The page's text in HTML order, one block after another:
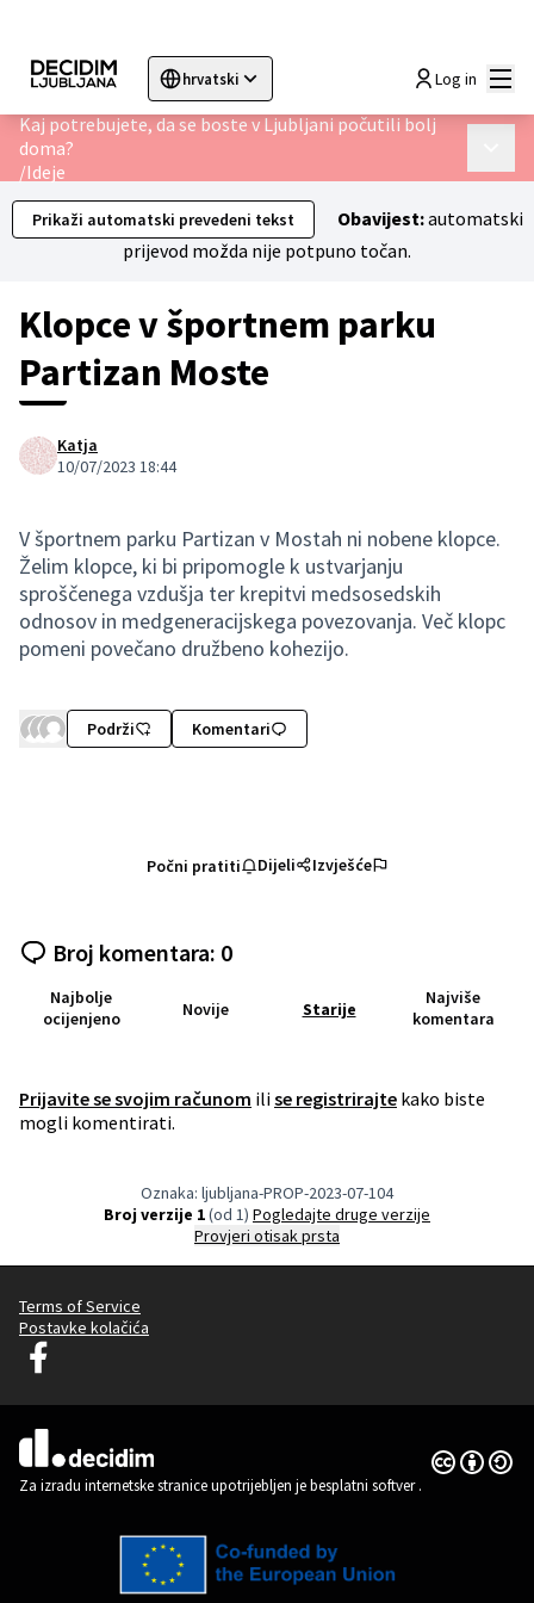
hrvatski
Sprache wählen Choisir la langue
Log in
Kaj potrebujete, da se boste v Ljubljani počutili bolj
doma?
/Ideje
Prikaži automatski prevedeni tekst Obavijest:automatski
prijevod možda nije potpuno točan.
Klopce v športnem parku
Partizan Moste
Katja
10/07/2023 18:44
V športnem parku Partizan v Mostah ni nobene klopce.
Želim klopce, ki bi pripomogle k ustvarjanju
sproščenega vzdušja ter krepitvi medsosedskih
odnosov in medgeneracijskega povezovanja. Več klopc
pomeni povečano družbeno kohezijo.
Podrži Komentari
Počni pratiti Dijeli Izvješće
Broj komentara: 0
Najbolje
ocijenjeno
Novije Starije
Najviše
komentara
Prijavite se svojim računom ilise registrirajte kako biste
mogli komentirati.
Oznaka: ljubljana-PROP-2023-07-104
Broj verzije 1(od 1)
pogledajte druge verzije
Provjeri otisak prsta
Terms of Service
Postavke kolačića
Decidim Ljubljana na Facebooku
(Vanjska poveznica)
Za izradu internetske stranice upotrijebljen je besplatni softver.
Licencija
(Vanjska